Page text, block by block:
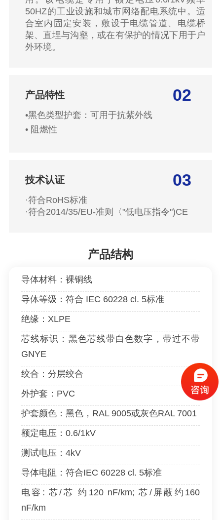
50HZ的工业设施和城市网络配电系统中。适
合室内固定安装，敷设于电缆管道、电缆桥
架、直埋与沟壑，或在有保护的情况下用于户
外环境。
02
产品特性
•黑色类型护套：可用于抗紫外线
• 阻燃性
03
技术认证
·符合RoHS标准
·符合2014/35/EU-准则〈"低电压指令")CE
产品结构
导体材料：裸铜线
导体等级：符合 IEC 60228 cl. 5标准
绝缘：XLPE
芯线标识：黑色芯线带白色数字，带过不带
GNYE
绞合：分层绞合
外护套：PVC
护套颜色：黑色，RAL 9005或灰色RAL 7001
额定电压：0.6/1kV
测试电压：4kV
导体电阻：符合IEC 60228 cl. 5标准
电容: 芯/芯 约120 nF/km; 芯/屏蔽约160
nF/km